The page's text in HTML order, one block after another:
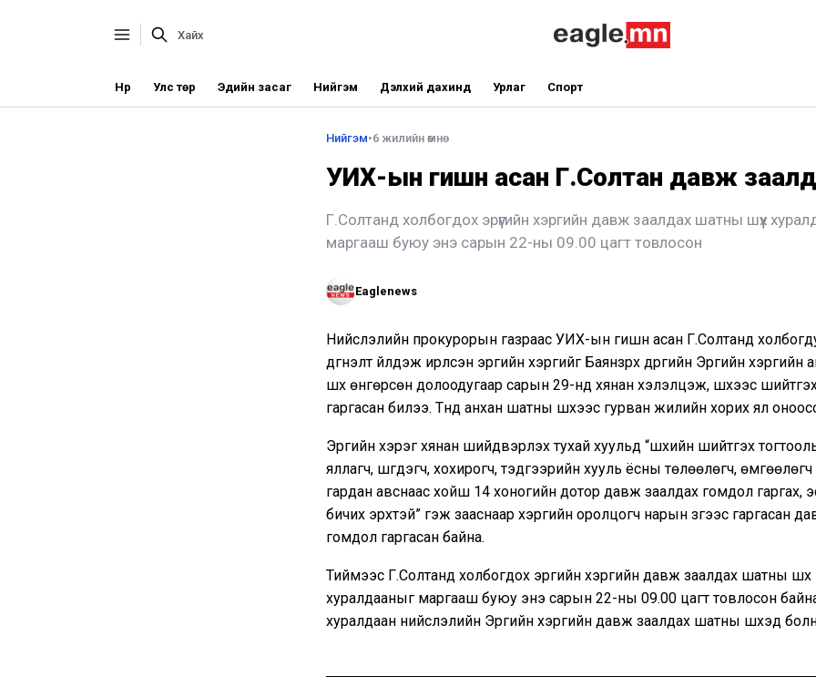
Нүүр Улс төр Эдийн засаг Нийгэм Дэлхий дахинд Урлаг Спорт
Нийгэм•6 жилийн өмнө
УИХ-ын гишүүн асан Г.Солтан давж
Г.Солтанд холбогдох эрүүгийн хэргийн давж заалдах шатны шүүх
маргааш буюу энэ сарын 22-ны 09.00 цагт товлосон
Eaglenews
Нийслэлийн прокурорын газраас УИХ-ын гишүүн асан Г.Солтанд
дүгнэлт үйлдэж ирүүлсэн эрүүгийн хэргийг Баянзүрх дүүргийн Эрүүгийн
шүүх өнгөрсөн долоодугаар сарын 29-нд хянан хэлэлцэж, шүүхээс
гаргасан билээ. Түүнд анхан шатны шүүхээс гурван жилийн хорих ял
Эрүүгийн хэрэг хянан шийдвэрлэх тухай хуульд “шүүхийн шийтгэх
яллагч, шүүгдэгч, хохирогч, тэдгээрийн хууль ёсны төлөөлөгч,
гардан авснаас хойш 14 хоногийн дотор давж заалдах гомдол гаргах,
бичих эрхтэй” гэж зааснаар хэргийн оролцогч нарын зүгээс гаргасан
гомдол гаргасан байна.
Тиймээс Г.Солтанд холбогдох эрүүгийн хэргийн давж заалдах шатны шүүх
хуралдааныг маргааш буюу энэ сарын 22-ны 09.00 цагт товлосон байна.
хуралдаан нийслэлийн Эрүүгийн хэргийн давж заалдах шатны шүүхэд